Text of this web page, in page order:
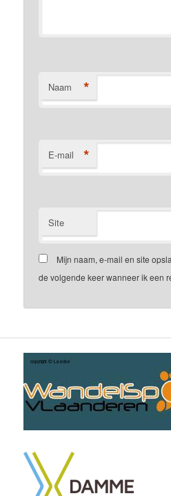
Naam *
E-mail *
Site
Mijn naam, e-mail en site
de volgende keer wanneer ik een